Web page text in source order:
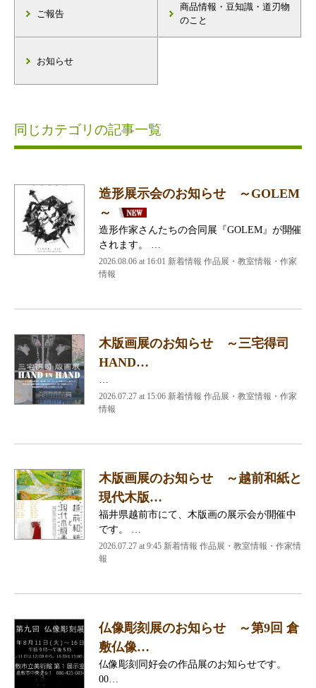
ご報告
商品情報・豆知識・道刃物
のこと
お知らせ
同じカテゴリの記事一覧
造形展示会のお知らせ ～GOLEM
～
造形作家さんたちの合同展『GOLEM』が開催
されます。 …
2026.08.06 at 16:01 新着情報 作品展・教室情報・作家
情報
木版画展のお知らせ ～三宅得司
HAND…
2026.07.27 at 15:06 新着情報 作品展・教室情報・作家
情報
木版画展のお知らせ ～越前和紙と
現代木版…
福井県越前市にて、木版画の展示会が開催中
です。 …
2026.07.27 at 9:45 新着情報 作品展・教室情報・作家情
報
仏像彫刻展のお知らせ ～第9回 倉
敷仏像…
仏像彫刻同好会の作品展のお知らせです。
00…